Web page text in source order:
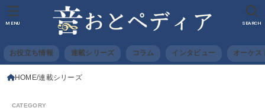
お役立ち情報 連載シリーズ コラム インタビュー オーケス
SEARCH
MENU
HOME 連載シリーズ